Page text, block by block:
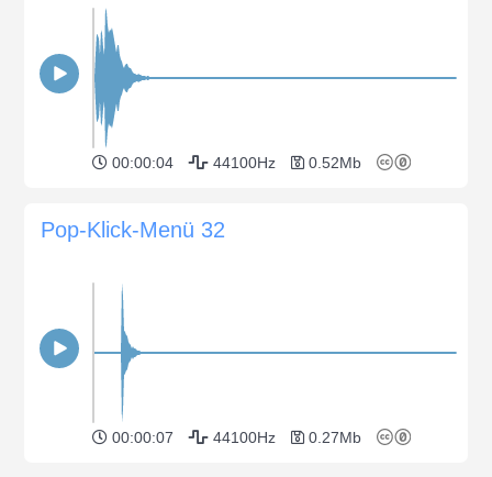
00:00:04 44100Hz 0.52Mb
Pop-Klick-Menü 32
00:00:07 44100Hz 0.27Mb